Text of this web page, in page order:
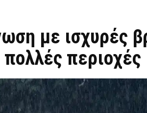
με ισχυρές
περιοχές